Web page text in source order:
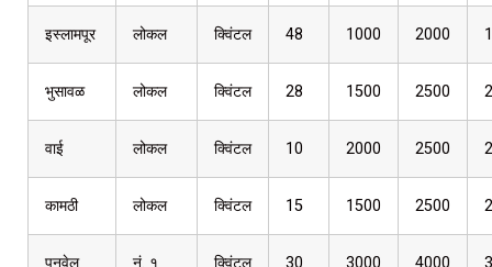
इस्लामपूर लोकल क्विंटल 48 1000 2000
भुसावळ लोकल क्विंटल 28 1500 2500
वाई लोकल क्विंटल 10 2000 2500
कामठी लोकल क्विंटल 15 1500 2500
पनवेल नं. १ क्विंटल 30 3000 4000